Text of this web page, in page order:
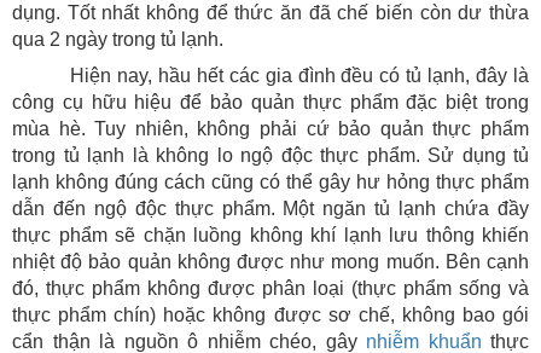
dụng. Tốt nhất không để thức ăn đã chế biến còn dư thừa
qua 2 ngày trong tủ lạnh.
Hiện nay, hầu hết các gia đình đều có tủ lạnh, đây là
công cụ hữu hiệu để bảo quản thực phẩm đặc biệt trong
mùa hè. Tuy nhiên, không phải cứ bảo quản thực phẩm
trong tủ lạnh là không lo ngộ độc thực phẩm. Sử dụng tủ
lạnh không đúng cách cũng có thể gây hư hỏng thực phẩm
dẫn đến ngộ độc thực phẩm. Một ngăn tủ lạnh chứa đầy
thực phẩm sẽ chặn luồng không khí lạnh lưu thông khiến
nhiệt độ bảo quản không được như mong muốn. Bên cạnh
đó, thực phẩm không được phân loại (thực phẩm sống và
thực phẩm chín) hoặc không được sơ chế, không bao gói
cẩn thận là nguồn ô nhiễm chéo, gây nhiễm khuẩn thực